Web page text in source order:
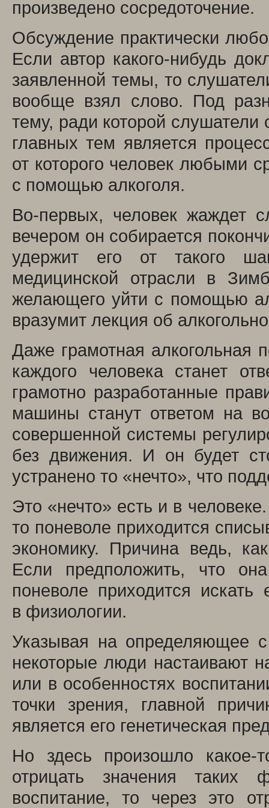
произведено сосредоточение.
Обсуждение практически
Если автор какого-нибудь
заявленной темы, то
вообще взял слово. Под
тему, ради которой слушатели
главных тем является
от которого человек любыми
с помощью алкоголя.
Во-первых, человек жаждет
вечером он собирается
удержит его от такого
медицинской отрасли в
желающего уйти с помощью
вразумит лекция об
Даже грамотная алкогольная
каждого человека станет
грамотно разработанные
машины станут ответом на
совершенной системы
без движения. И он будет
устранено то «нечто», что
Это «нечто» есть и в
то поневоле приходится
экономику. Причина ведь,
Если предположить, что
поневоле приходится
в физиологии.
Указывая на определяющее
некоторые люди настаивают
или в особенностях
точки зрения, главной
является его генетическая
Но здесь произошло какое-
отрицать значения таких
воспитание, то через это